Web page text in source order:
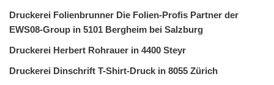
Druckerei Folienbrunner Die Folien-Profis Partner der
EWS08-Group in 5101 Bergheim bei Salzburg
Druckerei Herbert Rohrauer in 4400 Steyr
Druckerei Dinschrift T-Shirt-Druck in 8055 Zürich